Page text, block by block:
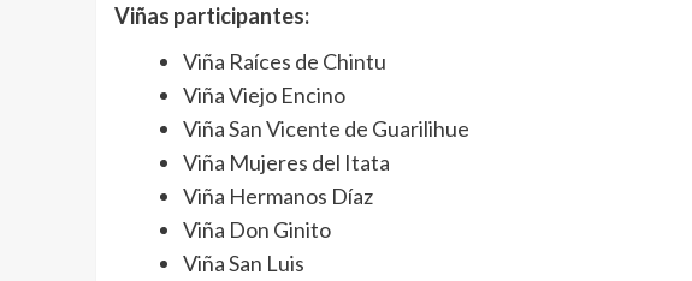
Viñas participantes:
Viña Raíces de Chintu
Viña Viejo Encino
Viña San Vicente de Guarilihue
Viña Mujeres del Itata
Viña Hermanos Díaz
Viña Don Ginito
Viña San Luis